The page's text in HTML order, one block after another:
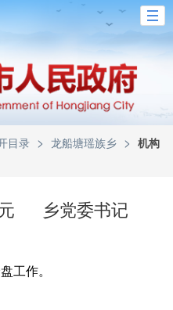
目录 > 龙船塘瑶族乡 > 机构
乡党委书记
工作。